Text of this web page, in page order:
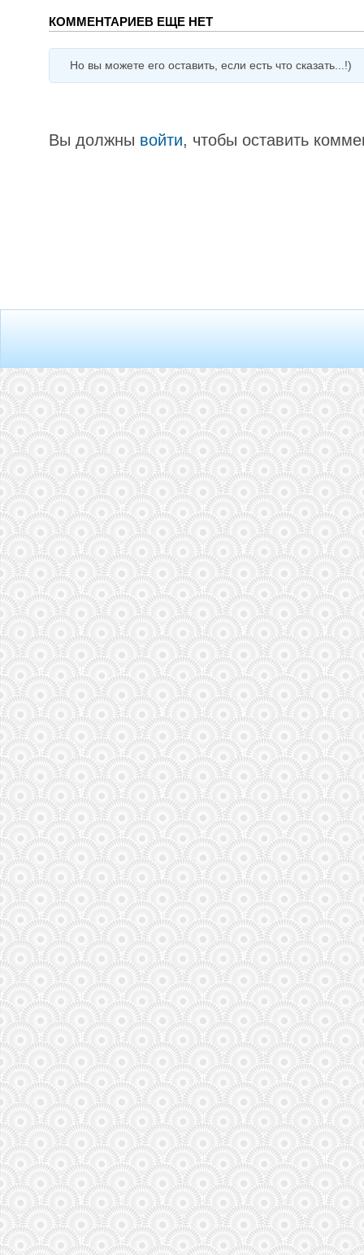
КОММЕНТАРИЕВ ЕЩЕ НЕТ
Но вы можете его оставить, если есть что сказать...!)
Вы должны войти, чтобы оставить